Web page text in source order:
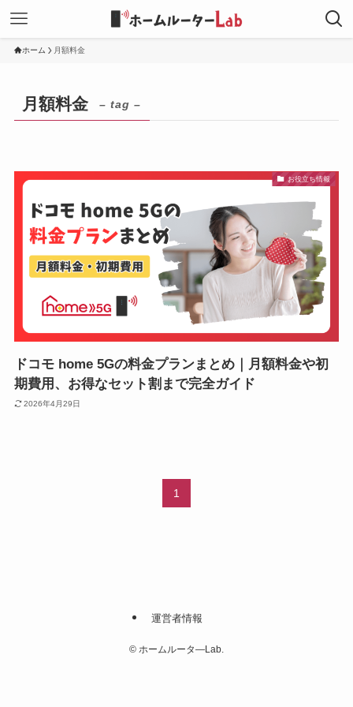
ホーム 月額料金
月額料金 – tag –
お役立ち情報
ドコモ home 5Gの料金プランまとめ｜月額料金や初
期費用、お得なセット割まで完全ガイド
2026年4月29日
1
運営者情報
© ホームルータ―Lab.